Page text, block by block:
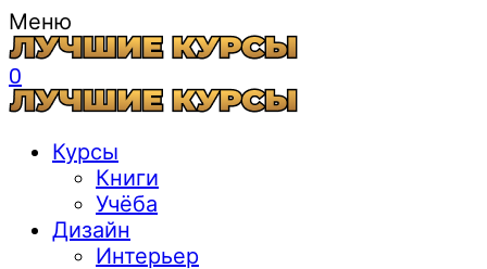
Меню
0
Курсы
Книги
Учёба
Дизайн
Интерьер